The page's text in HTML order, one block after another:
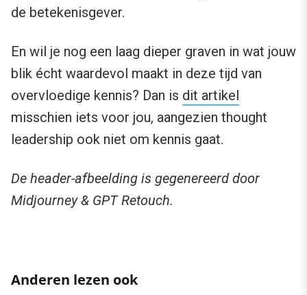
de betekenisgever.
En wil je nog een laag dieper graven in wat jouw
blik écht waardevol maakt in deze tijd van
overvloedige kennis? Dan is dit artikel
misschien iets voor jou, aangezien thought
leadership ook niet om kennis gaat.
De header-afbeelding is gegenereerd door
Midjourney & GPT Retouch.
Anderen lezen ook